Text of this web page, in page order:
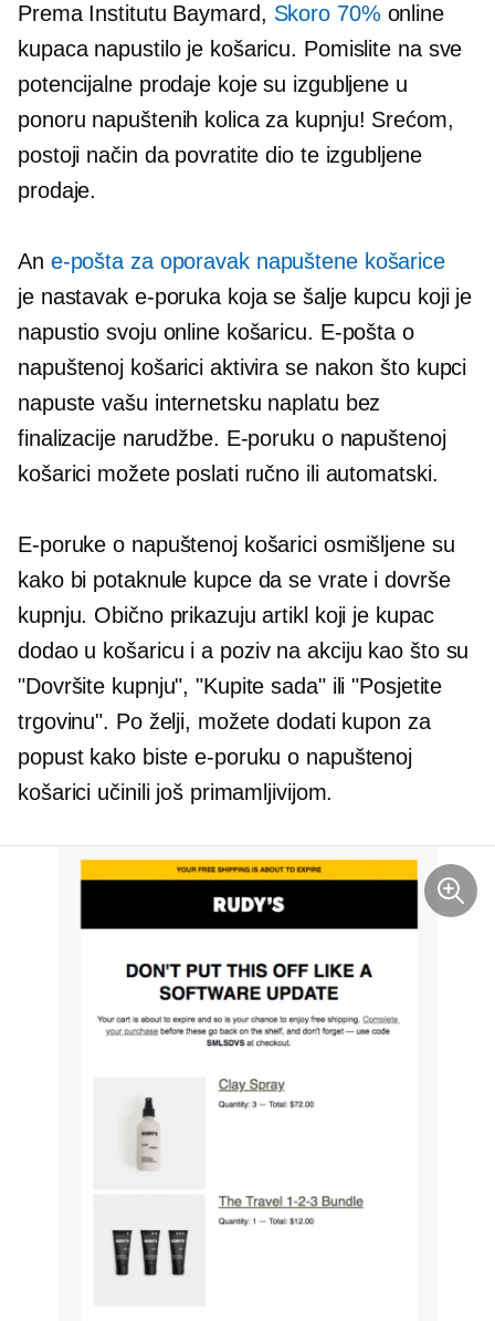
Prema Institutu Baymard, Skoro 70% online
kupaca napustilo je košaricu. Pomislite na sve
potencijalne prodaje koje su izgubljene u
ponoru napuštenih kolica za kupnju! Srećom,
postoji način da povratite dio te izgubljene
prodaje.
An e-pošta za oporavak napuštene košarice
je nastavake-poruka koja se šalje kupcu koji je
napustio svoju online košaricu. E-pošta o
napuštenoj košarici aktivira se nakon što kupci
napuste vašu internetsku naplatu bez
finalizacije narudžbe. E-poruku o napuštenoj
košarici možete poslati ručno ili automatski.
E-poruke o napuštenoj košarici osmišljene su
kako bi potaknule kupce da se vrate i dovrše
kupnju. Obično prikazuju artikl koji je kupac
dodao u košaricu i a poziv na akciju kao što su
"Dovršite kupnju", "Kupite sada" ili "Posjetite
trgovinu". Po želji, možete dodati kupon za
popust kako biste e-poruku o napuštenoj
košarici učinili još primamljivijom.